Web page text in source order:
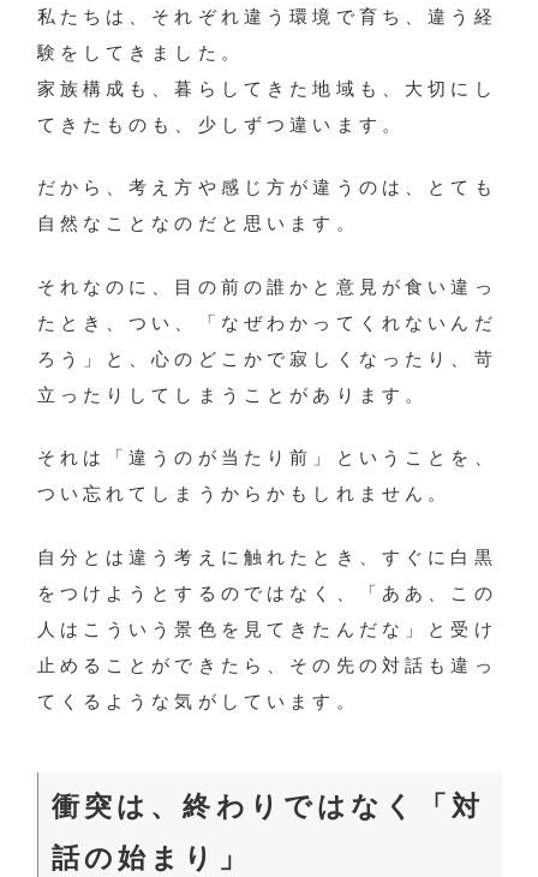
私たちは、それぞれ違う環境で育ち、違う経
験をしてきました。
家族構成も、暮らしてきた地域も、大切にし
てきたものも、少しずつ違います。
だから、考え方や感じ方が違うのは、とても
自然なことなのだと思います。
それなのに、目の前の誰かと意見が食い違っ
たとき、つい、「なぜわかってくれないんだ
ろう」と、心のどこかで寂しくなったり、苛
立ったりしてしまうことがあります。
それは「違うのが当たり前」ということを、
つい忘れてしまうからかもしれません。
自分とは違う考えに触れたとき、すぐに白黒
をつけようとするのではなく、「ああ、この
人はこういう景色を見てきたんだな」と受け
止めることができたら、その先の対話も違っ
てくるような気がしています。
衝突は、終わりではなく「対
話の始まり」